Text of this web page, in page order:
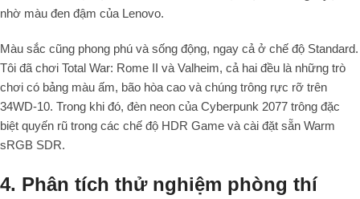
nhờ màu đen đậm của Lenovo.
Màu sắc cũng phong phú và sống động, ngay cả ở chế độ Standard.
Tôi đã chơi Total War: Rome II và Valheim, cả hai đều là những trò
chơi có bảng màu ấm, bão hòa cao và chúng trông rực rỡ trên
34WD-10. Trong khi đó, đèn neon của Cyberpunk 2077 trông đặc
biệt quyến rũ trong các chế độ HDR Game và cài đặt sẵn Warm
sRGB SDR.
4. Phân tích thử nghiệm phòng thí